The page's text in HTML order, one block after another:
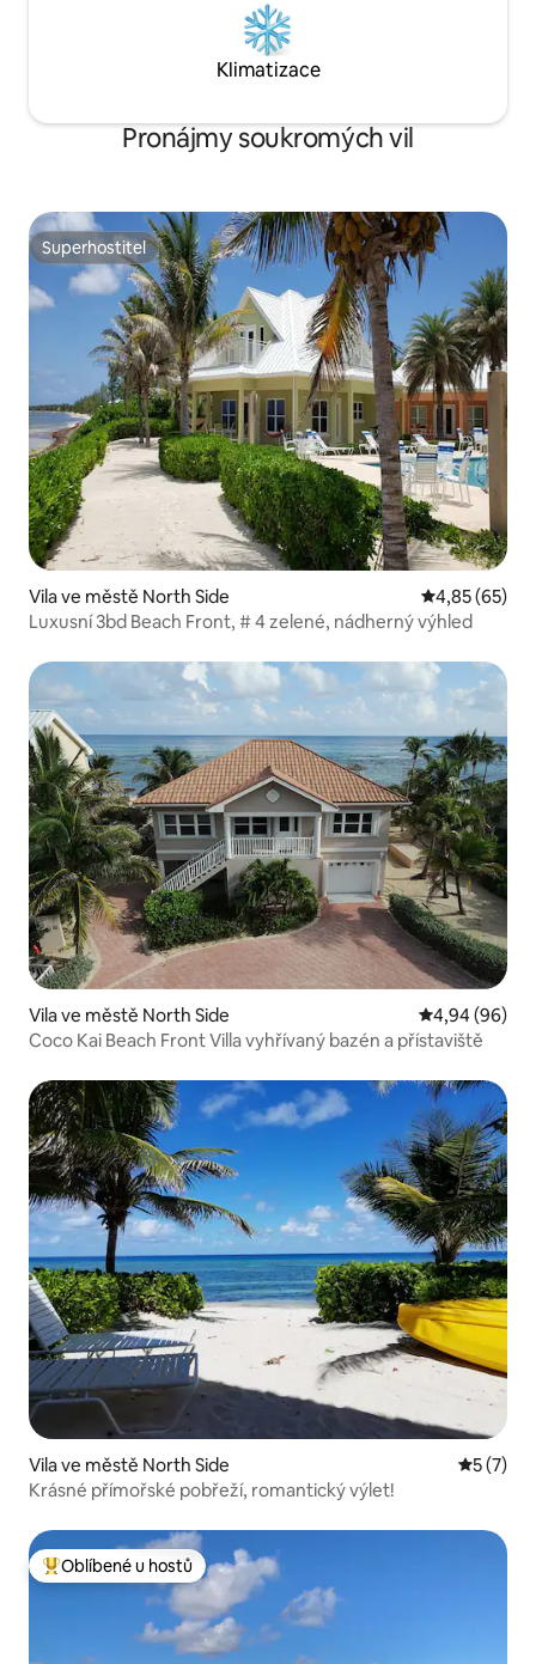
Klimatizace
Pronájmy soukromých vil
Superhostitel
Superhostitel
Vila ve městě North Side Průměrné
4,85 (65)
Luxusní 3bd Beach Front, # 4 zelené, nádherný výhled
Vila ve městě North Side Průměrné
4,94 (96)
Coco Kai Beach Front Villa vyhřívaný bazén a přístaviště
Vila ve městě North Side
5 (7)
Krásné přímořské pobřeží, romantický výlet!
Nejlepší v kategorii Oblíbené u hostů
Oblíbené u hostů